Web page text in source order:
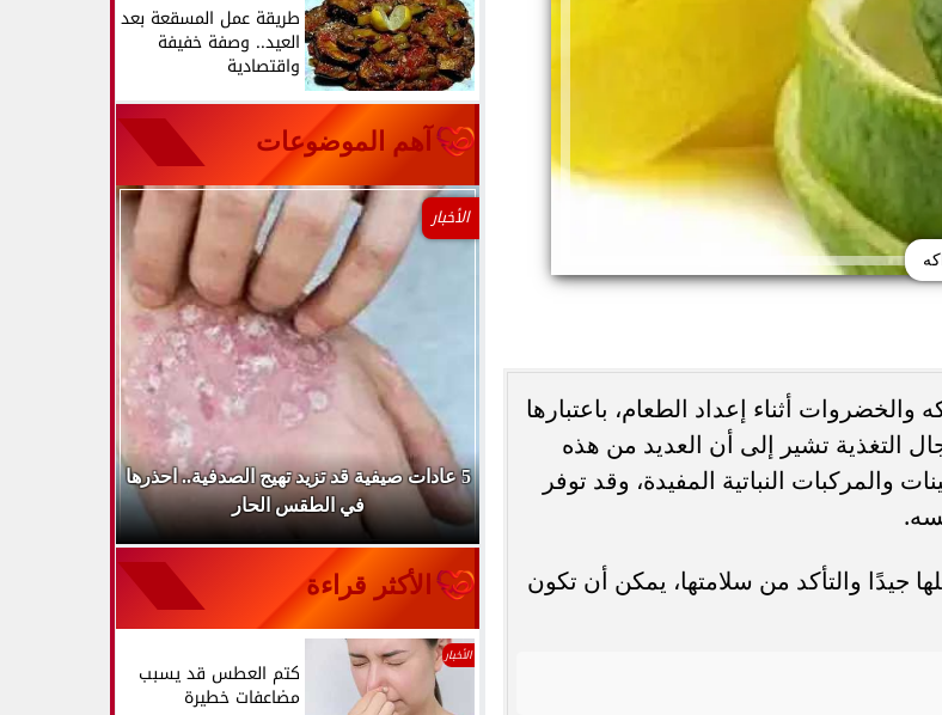
أثناء إعداد الطعام، باعتبارها
التغذية تشير إلى أن العديد من هذه
والمركبات النباتية المفيدة، وقد توفر
جيدًا والتأكد من سلامتها، يمكن أن تكون
طريقة عمل المسقعة بعد
العيد.. وصفة خفيفة
واقتصادية
آهم الموضوعات
هل يعالج الليمون والملح حب الشباب... أطباء
الأخبار
5 عادات صيفية قد تزيد تهيج الصدفية.. احذرها
في الطقس الحار
الأكثر قراءة
الأخبار
كتم العطس قد يسبب
مضاعفات خطيرة